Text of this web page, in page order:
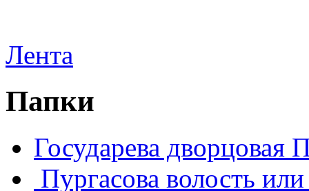
Лента
Папки
Государева дворцовая
Пургасова волость